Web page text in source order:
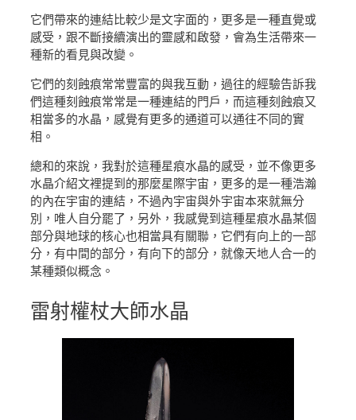
它們帶來的連結比較少是文字面的，更多是一種直覺或
感受，跟不斷接續演出的靈感和啟發，會為生活帶來一
種新的看見與改變。
它們的刻蝕痕常常豐富的與我互動，過往的經驗告訴我
們這種刻蝕痕常常是一種連結的門戶，而這種刻蝕痕又
相當多的水晶，感覺有更多的通道可以通往不同的實
相。
總和的來說，我對於這種星痕水晶的感受，並不像更多
水晶介紹文裡提到的那麼星際宇宙，更多的是一種浩瀚
的內在宇宙的連結，不過內宇宙與外宇宙本來就無分
別，唯人自分罷了，另外，我感覺到這種星痕水晶某個
部分與地球的核心也相當具有關聯，它們有向上的一部
分，有中間的部分，有向下的部分，就像天地人合一的
某種類似概念。
雷射權杖大師水晶